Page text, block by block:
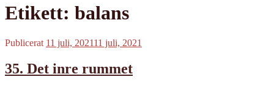
Etikett: balans
Publicerat 11 juli, 202111 juli, 2021
35. Det inre rummet